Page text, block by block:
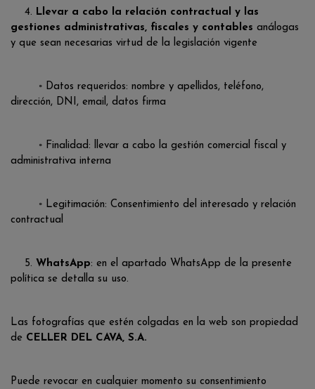
4. Llevar a cabo la relación contractual y las
gestiones administrativas, fiscales y contables análogas
y que sean necesarias virtud de la legislación vigente
◦ Datos requeridos: nombre y apellidos, teléfono,
dirección, DNI, email, datos firma
◦ Finalidad: llevar a cabo la gestión comercial fiscal y
administrativa interna
◦ Legitimación: Consentimiento del interesado y relación
contractual
5. WhatsApp: en el apartado WhatsApp de la presente
política se detalla su uso.
Las fotografías que estén colgadas en la web son propiedad
de CELLER DEL CAVA, S.A.
Puede revocar en cualquier momento su consentimiento